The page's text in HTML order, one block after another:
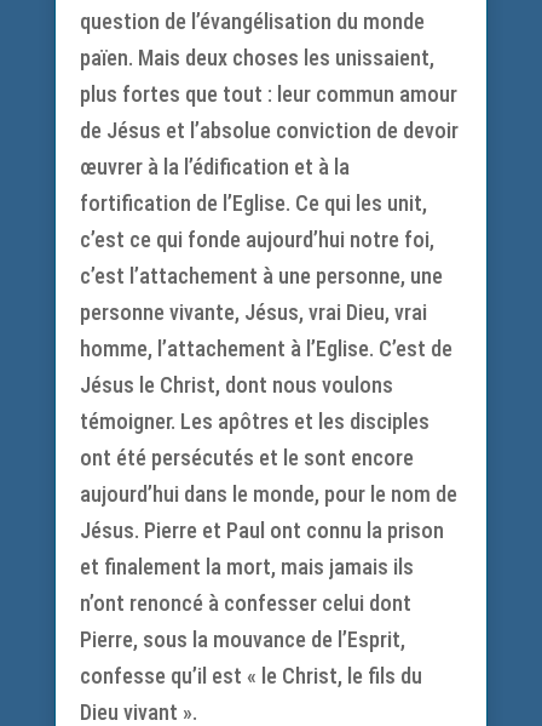
question de l’évangélisation du monde
païen. Mais deux choses les unissaient,
plus fortes que tout : leur commun amour
de Jésus et l’absolue conviction de devoir
œuvrer à la l’édification et à la
fortification de l’Eglise. Ce qui les unit,
c’est ce qui fonde aujourd’hui notre foi,
c’est l’attachement à une personne, une
personne vivante, Jésus, vrai Dieu, vrai
homme, l’attachement à l’Eglise. C’est de
Jésus le Christ, dont nous voulons
témoigner. Les apôtres et les disciples
ont été persécutés et le sont encore
aujourd’hui dans le monde, pour le nom de
Jésus. Pierre et Paul ont connu la prison
et finalement la mort, mais jamais ils
n’ont renoncé à confesser celui dont
Pierre, sous la mouvance de l’Esprit,
confesse qu’il est « le Christ, le fils du
Dieu vivant ».